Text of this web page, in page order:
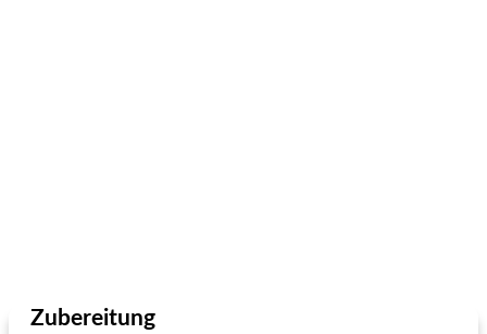
Zubereitung